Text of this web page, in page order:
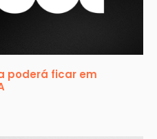
poderá ficar em